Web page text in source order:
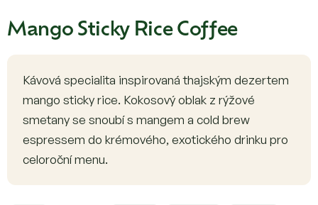
Mango Sticky Rice Coffee
Kávová specialita inspirovaná thajským dezertem
mango sticky rice. Kokosový oblak z rýžové
smetany se snoubí s mangem a cold brew
espressem do krémového, exotického drinku pro
celoroční menu.